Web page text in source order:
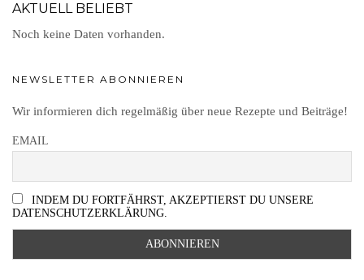
AKTUELL BELIEBT
Noch keine Daten vorhanden.
NEWSLETTER ABONNIEREN
Wir informieren dich regelmäßig über neue Rezepte und Beiträge!
EMAIL
INDEM DU FORTFÄHRST, AKZEPTIERST DU UNSERE
DATENSCHUTZERKLÄRUNG.